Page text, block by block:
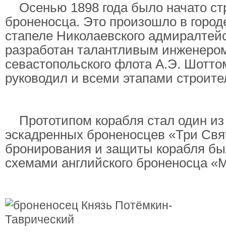
Осенью 1898 года было начато
броненосца. Это произошло в
стапеле Николаевского
разработан талантливым
севастопольского флота А.Э.
руководил и всеми этапами
Прототипом корабля стал один
эскадренных броненосцев «Три
бронирования и защиты корабля
схемами английского броненосца